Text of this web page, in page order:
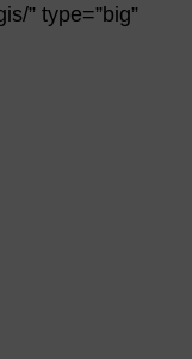
” type=”big”